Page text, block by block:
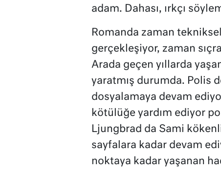
adam. Dahası, ırkçı
Romanda zaman
gerçekleşiyor, zaman
Arada geçen yıllarda
yaratmış durumda. Polis
dosyalamaya devam
kötülüğe yardım ediyor
Ljungbrad da Sami
sayfalara kadar devam
noktaya kadar yaşanan